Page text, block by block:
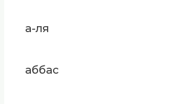
а-ля
аббас